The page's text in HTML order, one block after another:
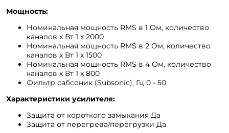
Мощность:
Номинальная мощность RMS в 1 Ом, количество
каналов х Вт 1 х 2000
Номинальная мощность RMS в 2 Ом, количество
каналов х Вт 1 х 1500
Номинальная мощность RMS в 4 Ом, количество
каналов х Вт 1 х 800
Фильтр сабсоник (Subsonic), Гц 0 - 50
Характеристики усилителя:
Защита от короткого замыкания Да
Защита от перегрева/перегрузки Да